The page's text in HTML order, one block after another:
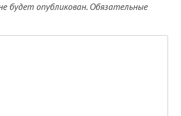
будет опубликован.Обязательные